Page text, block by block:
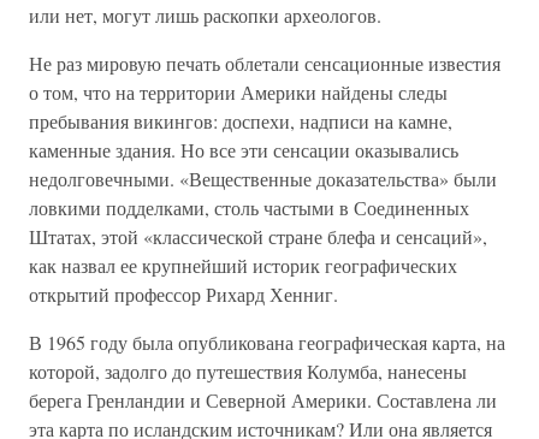
или нет, могут лишь раскопки археологов.
Не раз мировую печать облетали сенсационные известия
о том, что на территории Америки найдены следы
пребывания викингов: доспехи, надписи на камне,
каменные здания. Но все эти сенсации оказывались
недолговечными. «Вещественные доказательства» были
ловкими подделками, столь частыми в Соединенных
Штатах, этой «классической стране блефа и сенсаций»,
как назвал ее крупнейший историк географических
открытий профессор Рихард Хенниг.
В 1965 году была опубликована географическая карта, на
которой, задолго до путешествия Колумба, нанесены
берега Гренландии и Северной Америки. Составлена ли
эта карта по исландским источникам? Или она является